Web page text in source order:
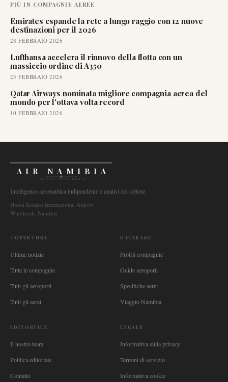
PIÙ IN COMPAGNIE AEREE
Emirates espande la rete a lungo raggio con 12 nuove
destinazioni per il 2026
28 FEBBRAIO 2026
Lufthansa accelera il rinnovo della flotta con un
massiccio ordine di A350
25 FEBBRAIO 2026
Qatar Airways nominata migliore compagnia aerea del
mondo per l'ottava volta record
10 FEBBRAIO 2026
AIR NAMIBIA
AVIATION INTELLIGENCE
Intelligence aeronautica indipendente e analisi del settore.
Hosea Kutako International Airport
Windhoek, Namibia
COPERTURA
Ultime notizie
Tutte le compagnie
Tutti gli aeroporti
Tutti gli aerei
DATABASE
Profili compagnie
Guide aeroporti
Specifiche aerei
Viaggio Namibia
EDITORIALE
Il nostro team
Politica editoriale
Contatto
LEGALE
Informativa sulla privacy
Termini di servizio
Informativa cookie